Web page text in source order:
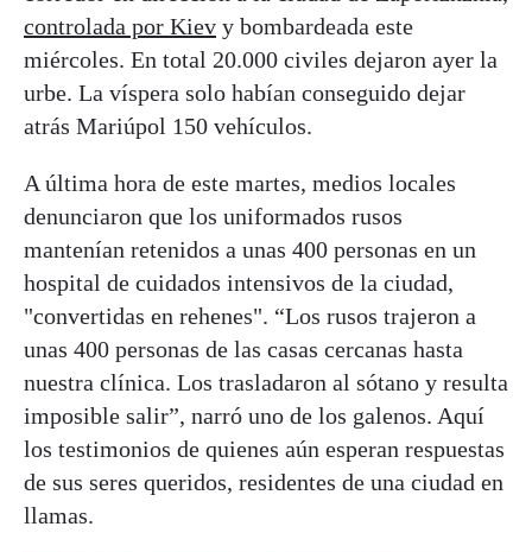
controlada por Kiev y bombardeada este
miércoles. En total 20.000 civiles dejaron ayer la
urbe. La víspera solo habían conseguido dejar
atrás Mariúpol 150 vehículos.
A última hora de este martes, medios locales
denunciaron que los uniformados rusos
mantenían retenidos a unas 400 personas en un
hospital de cuidados intensivos de la ciudad,
"convertidas en rehenes". “Los rusos trajeron a
unas 400 personas de las casas cercanas hasta
nuestra clínica. Los trasladaron al sótano y resulta
imposible salir”, narró uno de los galenos. Aquí
los testimonios de quienes aún esperan respuestas
de sus seres queridos, residentes de una ciudad en
llamas.